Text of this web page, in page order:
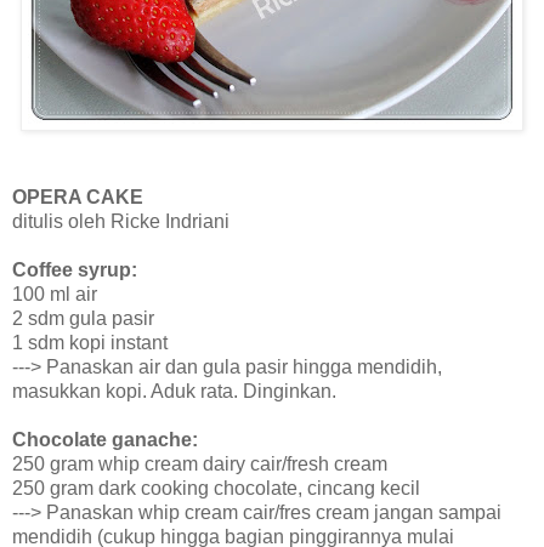
OPERA CAKE
ditulis oleh Ricke Indriani
Coffee syrup:
100 ml air
2 sdm gula pasir
1 sdm kopi instant
---> Panaskan air dan gula pasir hingga mendidih,
masukkan kopi. Aduk rata. Dinginkan.
Chocolate ganache:
250 gram whip cream dairy cair/fresh cream
250 gram dark cooking chocolate, cincang kecil
---> Panaskan whip cream cair/fres cream jangan sampai
mendidih (cukup hingga bagian pinggirannya mulai